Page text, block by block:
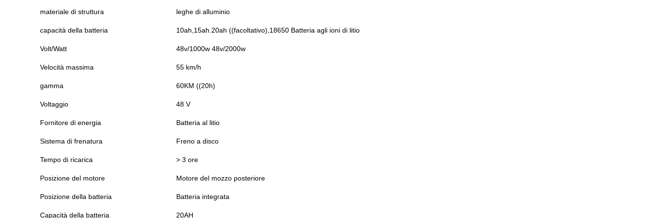
materiale di struttura leghe di alluminio
capacità della batteria 10ah,15ah.20ah ((facoltativo),18650 Batteria agli ioni di litio
Volt/Watt 48v/1000w 48v/2000w
Velocità massima 55 km/h
gamma 60KM ((20h)
Voltaggio 48 V
Fornitore di energia Batteria al litio
Sistema di frenatura Freno a disco
Tempo di ricarica > 3 ore
Posizione del motore Motore del mozzo posteriore
Posizione della batteria Batteria integrata
Capacità della batteria 20AH